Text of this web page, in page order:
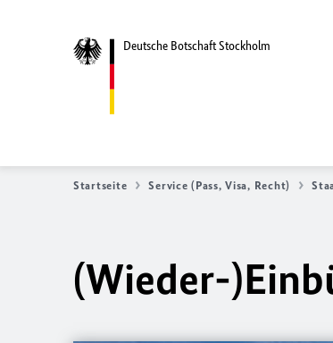
Deutsche Botschaft Stockholm
Startseite Service (Pass, Visa, Recht)
(Wieder-